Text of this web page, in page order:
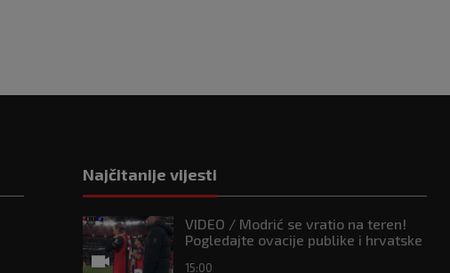
Najčitanije vijesti
VIDEO / Modrić se vratio na teren!
Pogledajte ovacije publike i hrvatske
15:00